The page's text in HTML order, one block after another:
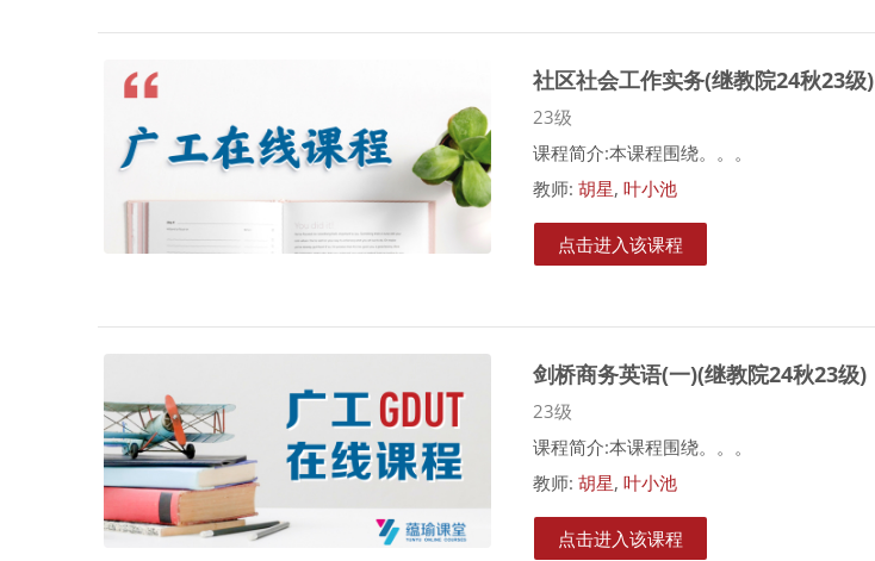
社区社会工作实务(继教院24秋23级)
课程类别
23级
课程简介:本课程围绕。。。
教师:胡星,叶小池
点击进入该课程
剑桥商务英语(一)(继教院24秋23级)
课程类别
23级
课程简介:本课程围绕。。。
教师:胡星,叶小池
点击进入该课程